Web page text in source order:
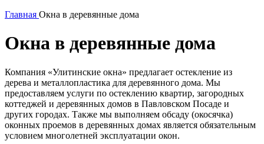
Главная Окна в деревянные дома
Окна в деревянные дома
Компания «Улитинские окна» предлагает остекление из
дерева и металлопластика для деревянного дома. Мы
предоставляем услуги по остеклению квартир, загородных
коттеджей и деревянных домов в Павловском Посаде и
других городах. Также мы выполняем обсаду (окосячка)
оконных проемов в деревянных домах является обязательным
условием многолетней эксплуатации окон.